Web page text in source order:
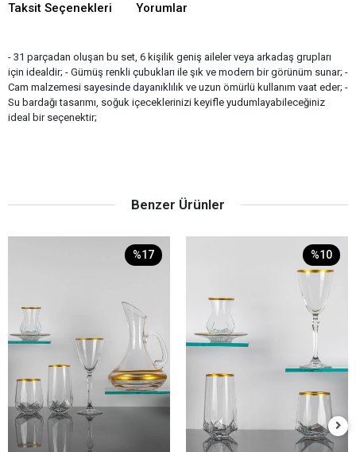
Taksit Seçenekleri Yorumlar
- 31 parçadan oluşan bu set, 6 kişilik geniş aileler veya arkadaş grupları
için idealdir; - Gümüş renkli çubukları ile şık ve modern bir görünüm sunar; -
Cam malzemesi sayesinde dayanıklılık ve uzun ömürlü kullanım vaat eder; -
Su bardağı tasarımı, soğuk içeceklerinizi keyifle yudumlayabileceğiniz
ideal bir seçenektir;
Benzer Ürünler
%17 %10